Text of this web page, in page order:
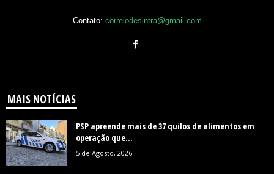
Contato: correiodesintra@gmail.com
MAIS NOTÍCIAS
PSP apreende mais de 37 quilos de alimentos em
operação que...
5 de Agosto, 2026